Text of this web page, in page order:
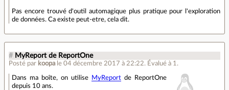
Pas encore trouvé d'outil automagique plus pratique pour l'exploration
de données. Ca existe peut-etre, cela dit.
# MyReport de ReportOne
Posté par koopa le 04 décembre 2017 à 22:22. Évalué à 1 .
Dans ma boîte, on utilise MyReport de ReportOne
depuis 10 ans.